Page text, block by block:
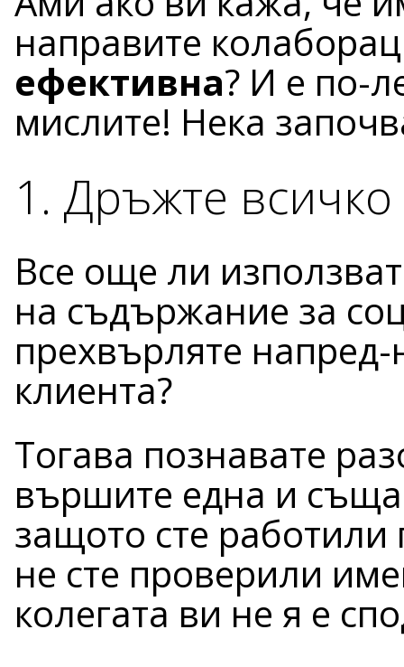
направите
ефективна? И е по-
мислите! Нека
1. Дръжте
Все още ли
на съдържание за
прехвърляте
клиента?
Тогава познавате
вършите една и
защото сте работили
не сте проверили
колегата ви не я е